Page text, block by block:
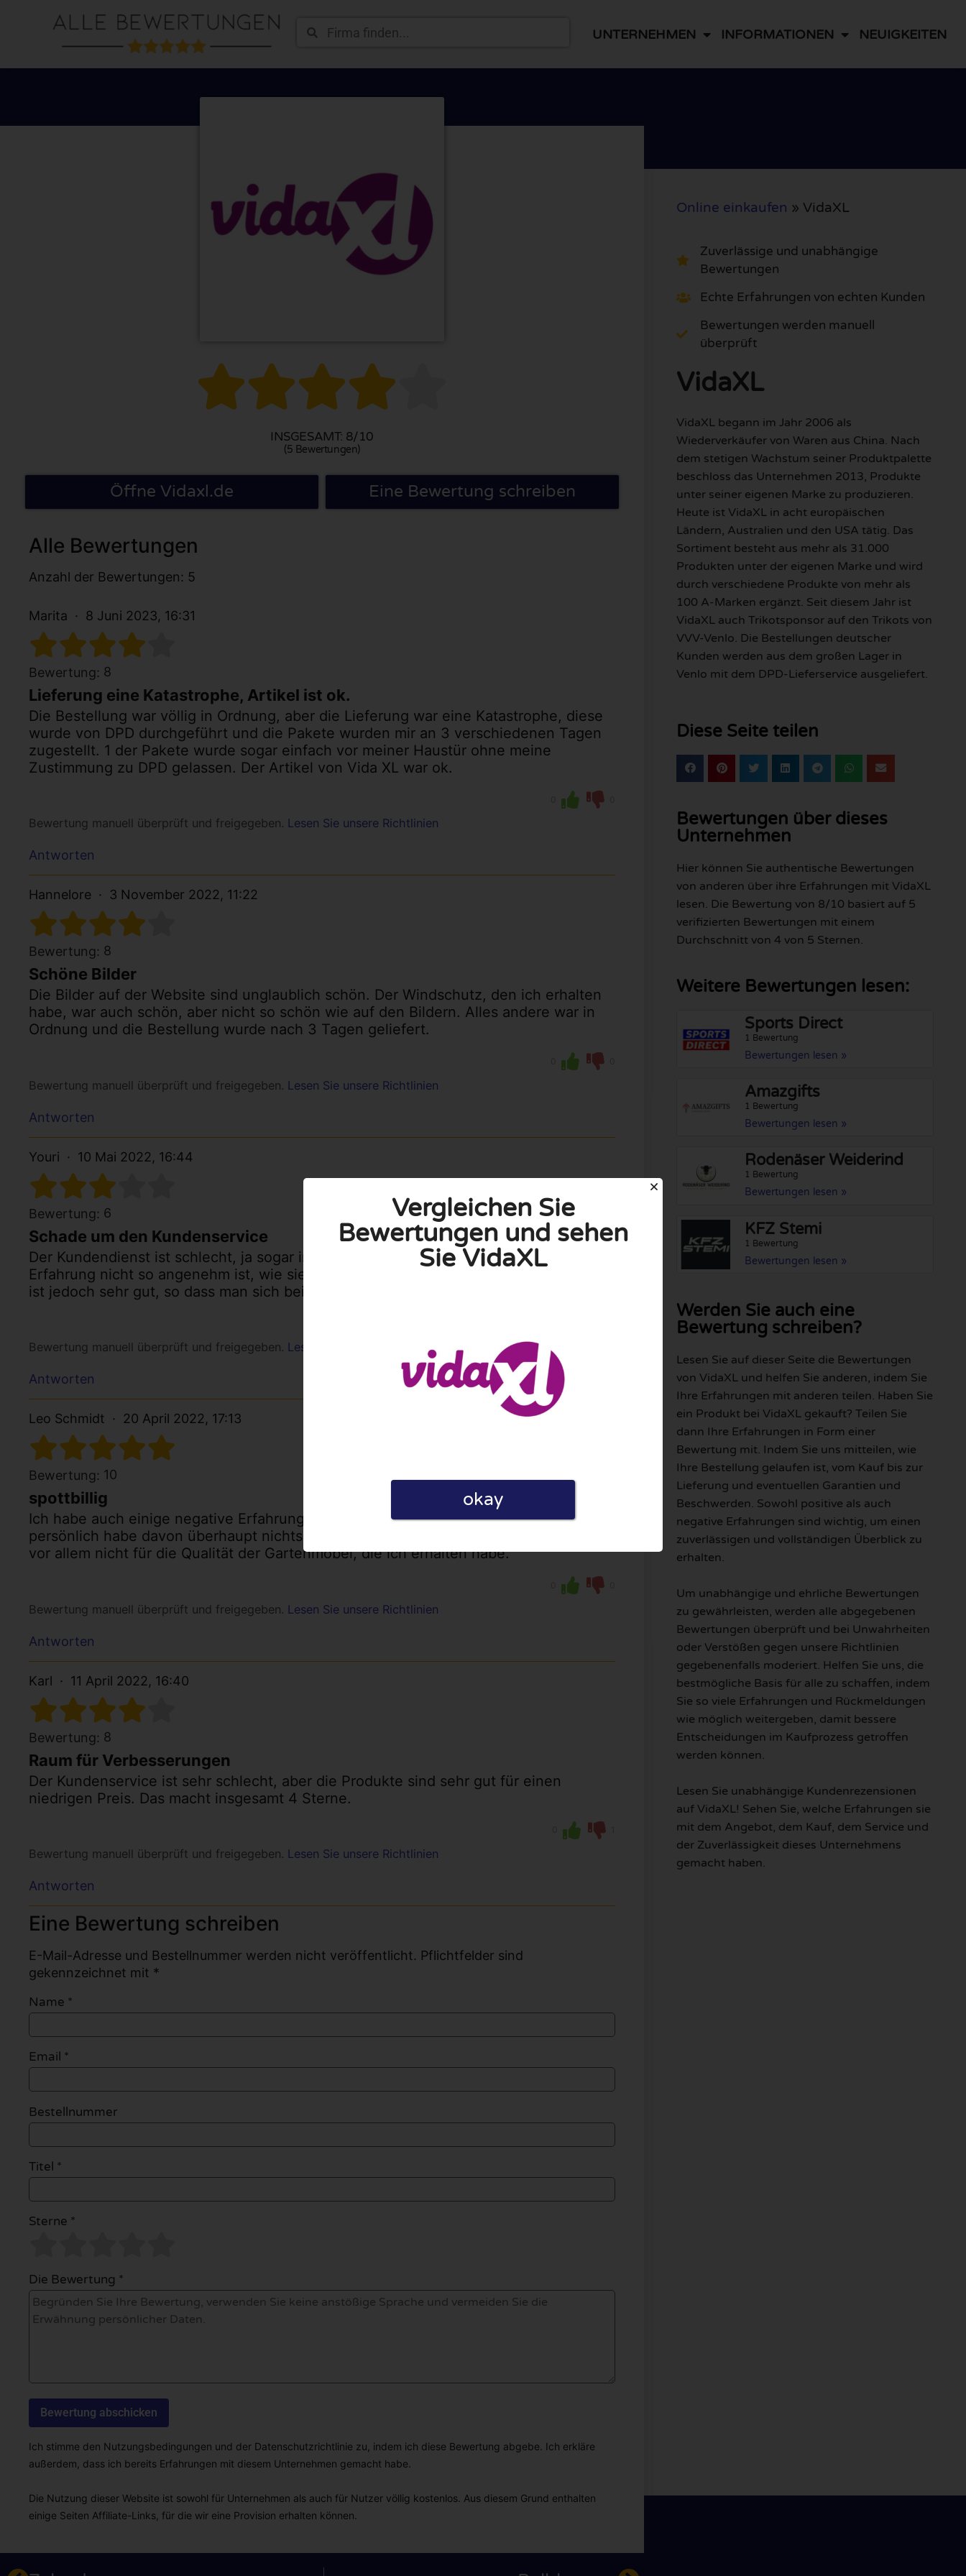
UNTERNEHMEN INFORMATIONEN NEUIGKEITEN

INSGESAMT: 8/10
(5 Bewertungen)
Öffne Vidaxl.de Eine Bewertung schreiben
Alle Bewertungen
Anzahl der Bewertungen: 5
Marita 8 Juni 2023, 16:31
Bewertung: 8
Lieferung eine Katastrophe, Artikel ist ok.
Die Bestellung war völlig in Ordnung, aber die Lieferung war eine Katastrophe, diese
wurde von DPD durchgeführt und die Pakete wurden mir an 3 verschiedenen Tagen
zugestellt. 1 der Pakete wurde sogar einfach vor meiner Haustür ohne meine
Zustimmung zu DPD gelassen. Der Artikel von Vida XL war ok.
Bewertung manuell überprüft und freigegeben. Lesen Sie unsere Richtlinien
Antworten
Hannelore 3 November 2022, 11:22
Bewertung: 8
Schöne Bilder
Die Bilder auf der Website sind unglaublich schön. Der Windschutz, den ich erhalten
habe, war auch schön, aber nicht so schön wie auf den Bildern. Alles andere war in
Ordnung und die Bestellung wurde nach 3 Tagen geliefert.
Bewertung manuell überprüft und freigegeben. Lesen Sie unsere Richtlinien
Antworten
Youri 10 Mai 2022, 16:44
Bewertung: 6
Schade um den Kundenservice
Der Kundendienst ist schlecht, ja sogar inexistent. Das Ergebnis ist, dass die
Erfahrung nicht so angenehm ist, wie sie sein könnte. Das Preis-Leistungs-Verhältnis
ist jedoch sehr gut, so dass man sich beim Kauf von Vidaxl gut beraten lassen kann.
Bewertung manuell überprüft und freigegeben. Lesen Sie unsere Richtlinien
Antworten
Leo Schmidt 20 April 2022, 17:13
Bewertung: 10
spottbillig
Ich habe auch einige negative Erfahrungen über Vidaxl gelesen und gehört. Ich
persönlich habe davon überhaupt nichts bemerkt. Ich denke, billiger geht es nicht,
vor allem nicht für die Qualität der Gartenmöbel, die ich erhalten habe.
Bewertung manuell überprüft und freigegeben. Lesen Sie unsere Richtlinien
Antworten
Karl 11 April 2022, 16:40
Bewertung: 8
Raum für Verbesserungen
Der Kundenservice ist sehr schlecht, aber die Produkte sind sehr gut für einen
niedrigen Preis. Das macht insgesamt 4 Sterne.
Bewertung manuell überprüft und freigegeben. Lesen Sie unsere Richtlinien
Antworten
Eine Bewertung schreiben
E-Mail-Adresse und Bestellnummer werden nicht veröffentlicht. Pflichtfelder sind
gekennzeichnet mit *
Name *
Email *
Bestellnummer
Titel *
Sterne *
Die Bewertung *
Ich stimme den Nutzungsbedingungen und der Datenschutzrichtlinie zu, indem ich diese Bewertung abgebe. Ich erkläre
außerdem, dass ich bereits Erfahrungen mit diesem Unternehmen gemacht habe.
Die Nutzung dieser Website ist sowohl für Unternehmen als auch für Nutzer völlig kostenlos. Aus diesem Grund enthalten
einige Seiten Affiliate-Links, für die wir eine Provision erhalten können.
Online einkaufen » VidaXL
Zuverlässige und unabhängige
Bewertungen
Echte Erfahrungen von echten Kunden
Bewertungen werden manuell
überprüft
VidaXL
VidaXL begann im Jahr 2006 als
Wiederverkäufer von Waren aus China. Nach
dem stetigen Wachstum seiner Produktpalette
beschloss das Unternehmen 2013, Produkte
unter seiner eigenen Marke zu produzieren.
Heute ist VidaXL in acht europäischen
Ländern, Australien und den USA tätig. Das
Sortiment besteht aus mehr als 31.000
Produkten unter der eigenen Marke und wird
durch verschiedene Produkte von mehr als
100 A-Marken ergänzt. Seit diesem Jahr ist
VidaXL auch Trikotsponsor auf den Trikots von
VVV-Venlo. Die Bestellungen deutscher
Kunden werden aus dem großen Lager in
Venlo mit dem DPD-Lieferservice ausgeliefert.
Diese Seite teilen
Bewertungen über dieses
Unternehmen
Hier können Sie authentische Bewertungen
von anderen über ihre Erfahrungen mit VidaXL
lesen. Die Bewertung von 8/10 basiert auf 5
verifizierten Bewertungen mit einem
Durchschnitt von 4 von 5 Sternen.
Weitere Bewertungen lesen:
Sports Direct
1 Bewertung
Bewertungen lesen »
Amazgifts
1 Bewertung
Bewertungen lesen »
Rodenäser Weiderind
1 Bewertung
Bewertungen lesen »
KFZ Stemi
1 Bewertung
Bewertungen lesen »
Werden Sie auch eine
Bewertung schreiben?
Lesen Sie auf dieser Seite die Bewertungen
von VidaXL und helfen Sie anderen, indem Sie
Ihre Erfahrungen mit anderen teilen. Haben Sie
ein Produkt bei VidaXL gekauft? Teilen Sie
dann Ihre Erfahrungen in Form einer
Bewertung mit. Indem Sie uns mitteilen, wie
Ihre Bestellung gelaufen ist, vom Kauf bis zur
Lieferung und eventuellen Garantien und
Beschwerden. Sowohl positive als auch
negative Erfahrungen sind wichtig, um einen
zuverlässigen und vollständigen Überblick zu
erhalten.
Um unabhängige und ehrliche Bewertungen
zu gewährleisten, werden alle abgegebenen
Bewertungen überprüft und bei Unwahrheiten
oder Verstößen gegen unsere Richtlinien
gegebenenfalls moderiert. Helfen Sie uns, die
bestmögliche Basis für alle zu schaffen, indem
Sie so viele Erfahrungen und Rückmeldungen
wie möglich weitergeben, damit bessere
Entscheidungen im Kaufprozess getroffen
werden können.
Lesen Sie unabhängige Kundenrezensionen
auf VidaXL! Sehen Sie, welche Erfahrungen sie
mit dem Angebot, dem Kauf, dem Service und
der Zuverlässigkeit dieses Unternehmens
gemacht haben.
Vergleichen Sie
Bewertungen und sehen
Sie VidaXL
okay